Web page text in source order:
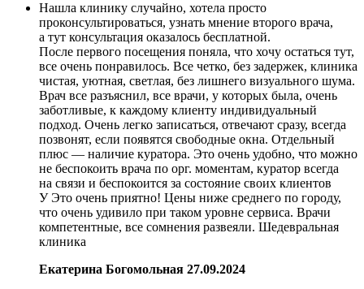
Нашла клинику случайно, хотела просто
проконсультироваться, узнать мнение второго врача,
а тут консультация оказалось бесплатной.
После первого посещения поняла, что хочу остаться тут,
все очень понравилось. Все четко, без задержек, клиника
чистая, уютная, светлая, без лишнего визуального шума.
Врач все разъяснил, все врачи, у которых была, очень
заботливые, к каждому клиенту индивидуальный
подход. Очень легко записаться, отвечают сразу, всегда
позвонят, если появятся свободные окна. Отдельный
плюс — наличие куратора. Это очень удобно, что можно
не беспокоить врача по орг. моментам, куратор всегда
на связи и беспокоится за состояние своих клиентов
У Это очень приятно! Цены ниже среднего по городу,
что очень удивило при таком уровне сервиса. Врачи
компетентные, все сомнения развеяли. Шедевральная
клиника
Екатерина Богомольная 27.09.2024